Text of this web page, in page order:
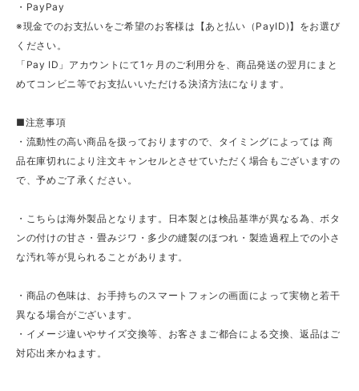
・PayPay
※現金でのお支払いをご希望のお客様は【あと払い（PayID)】をお選び
ください。
「Pay ID」アカウントにて1ヶ月のご利用分を、商品発送の翌月にまと
めてコンビニ等でお支払いいただける決済方法になります。
■注意事項
・流動性の高い商品を扱っておりますので、タイミングによっては 商
品在庫切れにより注文キャンセルとさせていただく場合もございますの
で、予めご了承ください。
・こちらは海外製品となります。日本製とは検品基準が異なる為、ボタ
ンの付けの甘さ・畳みジワ・多少の縫製のほつれ・製造過程上での小さ
な汚れ等が見られることがあります。
・商品の色味は、お手持ちのスマートフォンの画面によって実物と若干
異なる場合がございます。
・イメージ違いやサイズ交換等、お客さまご都合による交換、返品はご
対応出来かねます。